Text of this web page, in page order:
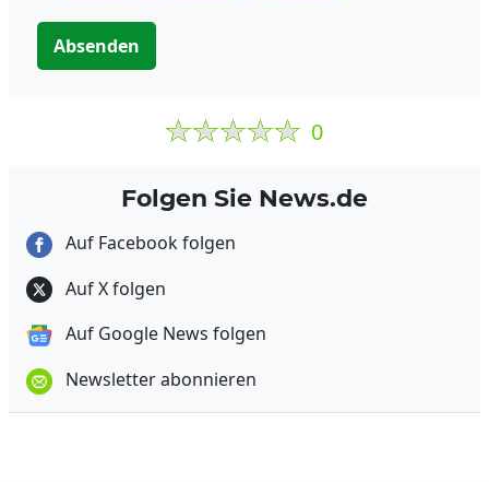
Absenden
0
Folgen Sie News.de
Auf Facebook folgen
Auf X folgen
Auf Google News folgen
Newsletter abonnieren